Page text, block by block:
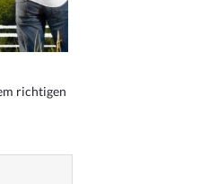
richtigen